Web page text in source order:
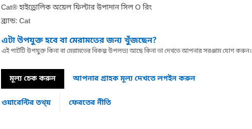
Cat® হাইড্রোলিক অয়েল ফিল্টার উপাদান সিল O রিং
ব্র্যান্ড: Cat
এটা উপযুক্ত হবে বা মেরামতের জন্য খুঁজছেন?
এই পার্টটি উপযুক্ত কিনা বা মেরামতের বিকল্প উপলভ্য আছে কিনা তা দেখতে আপনার সরঞ্জাম যোগ করুন।
মূল্য চেক করুন আপনার গ্রাহক মূল্য দেখতে লগইন করুন
ওয়ারেন্টির তথ্য় ফেরতের নীতি